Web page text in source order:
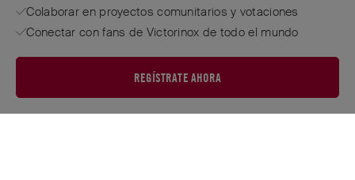
Colaborar en proyectos comunitarios y votaciones
Conectar con fans de Victorinox de todo el mundo
REGÍSTRATE AHORA